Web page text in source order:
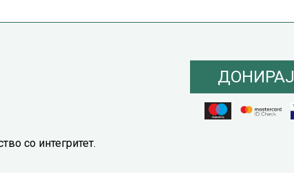
со интегритет.
ДОНИРАЈ